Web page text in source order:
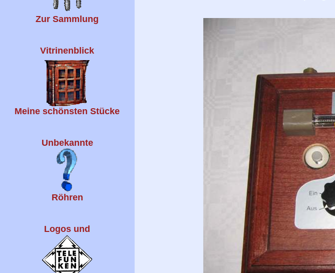
Zur Sammlung
Vitrinenblick
Meine schönsten Stücke
Unbekannte
Röhren
Logos und